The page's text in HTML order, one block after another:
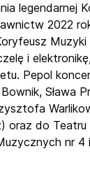
legendarnej
2022
i
Pepol
oraz do Teatru
nr